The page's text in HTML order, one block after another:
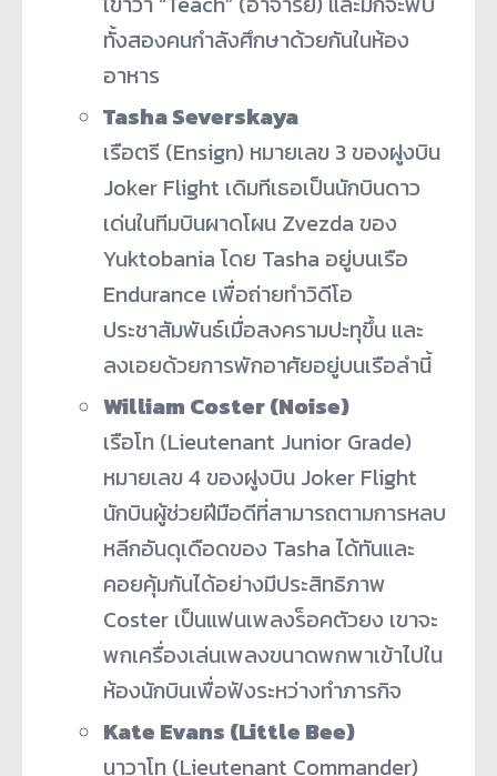
ทั้งสองคนกำลังศึกษาด้วยกันในห้อง
อาหาร
Tasha Severskaya
เรือตรี (Ensign) หมายเลข 3 ของฝูงบิน
Joker Flight เดิมทีเธอเป็นนักบินดาว
เด่นในทีมบินผาดโผน Zvezda ของ
Yuktobania โดย Tasha อยู่บนเรือ
Endurance เพื่อถ่ายทำวิดีโอ
ประชาสัมพันธ์เมื่อสงครามปะทุขึ้น และ
ลงเอยด้วยการพักอาศัยอยู่บนเรือลำนี้
William Coster (Noise)
เรือโท (Lieutenant Junior Grade)
หมายเลข 4 ของฝูงบิน Joker Flight
นักบินผู้ช่วยฝีมือดีที่สามารถตามการหลบ
หลีกอันดุเดือดของ Tasha ได้ทันและ
คอยคุ้มกันได้อย่างมีประสิทธิภาพ
Coster เป็นแฟนเพลงร็อคตัวยง เขาจะ
พกเครื่องเล่นเพลงขนาดพกพาเข้าไปใน
ห้องนักบินเพื่อฟังระหว่างทำภารกิจ
Kate Evans (Little Bee)
นาวาโท (Lieutenant Commander)